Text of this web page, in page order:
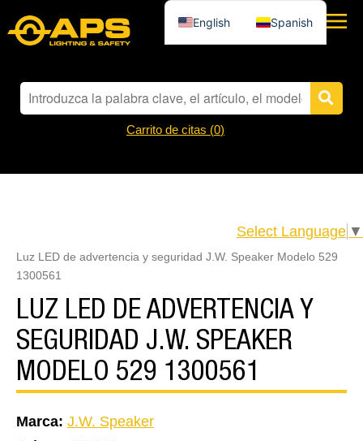
Carrito de citas (0)
Select Language ▼
Luz LED de advertencia y seguridad J.W. Speaker Modelo 529
1300561
LUZ LED DE ADVERTENCIA Y
SEGURIDAD J.W. SPEAKER
MODELO 529 1300561
Marca: J.W. Speaker
English Spanish